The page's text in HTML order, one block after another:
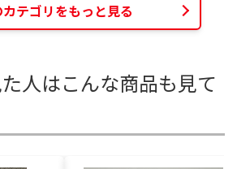
カテゴリをもっと見る
人はこんな商品も見て